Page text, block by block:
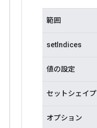
範囲
setIndices
値の設定
セットシェイプ
オプション